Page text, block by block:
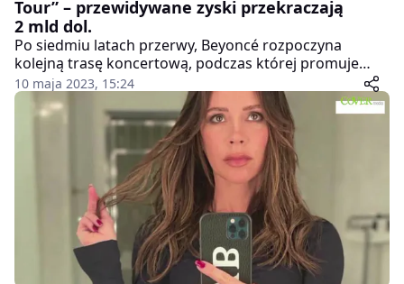
Tour” – przewidywane zyski przekraczają
2 mld dol.
Po siedmiu latach przerwy, Beyoncé rozpoczyna
kolejną trasę koncertową, podczas której promuje
swój najnowszy album „Renaissance”.
10 maja 2023, 15:24